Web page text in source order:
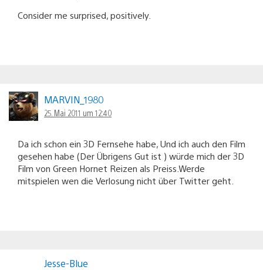
Consider me surprised, positively.
MARVIN_1980
25. Mai 2011 um 12:40
Da ich schon ein 3D Fernsehe habe, Und ich auch den Film
gesehen habe (Der Übrigens Gut ist ) würde mich der 3D
Film von Green Hornet Reizen als Preiss.Werde
mitspielen wen die Verlosung nicht über Twitter geht.
Jesse-Blue